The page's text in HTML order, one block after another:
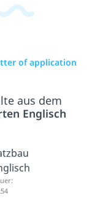
of application
aus dem
Englisch